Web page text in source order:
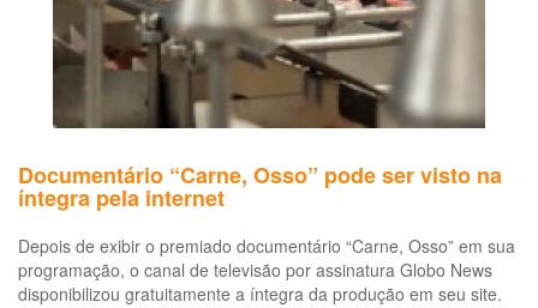
Documentário “Carne, Osso” pode ser visto na
íntegra pela internet
Depois de exibir o premiado documentário “Carne, Osso” em sua
programação, o canal de televisão por assinatura Globo News
disponibilizou gratuitamente a íntegra da produção em seu site.